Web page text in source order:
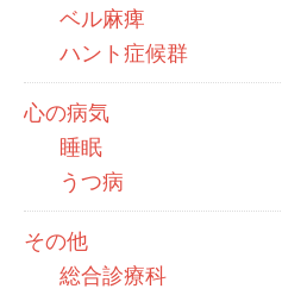
ベル麻痺
ハント症候群
心の病気
睡眠
うつ病
その他
総合診療科